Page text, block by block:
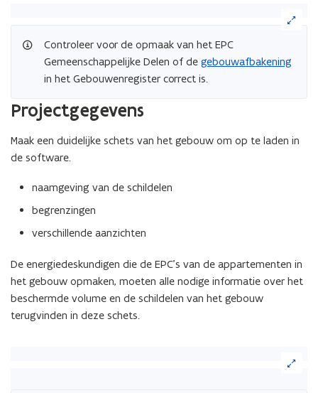
afbeelding
vergrote
weergave)
Controleer voor de opmaak van het EPC
Gemeenschappelijke Delen of de gebouwafbakening
in het Gebouwenregister correct is.
Projectgegevens
Maak een duidelijke schets van het gebouw om op te laden in
de software.
naamgeving van de schildelen
begrenzingen
verschillende aanzichten
De energiedeskundigen die de EPC’s van de appartementen in
het gebouw opmaken, moeten alle nodige informatie over het
beschermde volume en de schildelen van het gebouw
terugvinden in deze schets.